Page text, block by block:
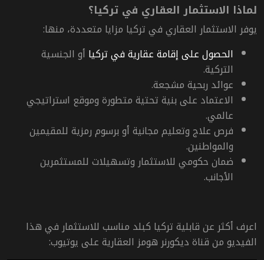
لماذا الاستثمار العقاري في تركيا؟
يوفر الاستثمار العقاري في تركيا مزايا متعددة، منها:
الحصول على إقامة عقارية في تركيا أو الجنسية
التركية.
عوائد ربحية مشجعة.
الاعتماد على بنية تحتية متطورة وموقع استراتيجي
عالمي.
فرص علاج وتعليم مجانية أو برسوم رمزية للمقيمين
والمواطنين.
ضمان حكومي للاستثمار وتسهيلات للمستثمرين
الأجانب.
اعرف أكثر عن قابلية تركيا كبلد مناسب للاستثمار في هذا
الفيديو من قناة ديكورنر هومز العقارية على يوتيوب: